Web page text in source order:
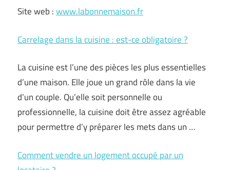
Site web :www.labonnemaison.fr
Carrelage dans la cuisine : est-ce obligatoire ?
La cuisine est l’une des pièces les plus essentielles
d’une maison. Elle joue un grand rôle dans la vie
d’un couple. Qu’elle soit personnelle ou
professionnelle, la cuisine doit être assez agréable
pour permettre d’y préparer les mets dans un …
Comment vendre un logement occupé par un